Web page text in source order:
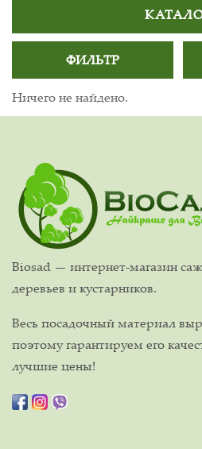
ФИЛЬТР
Ничего не найдено.
Biosad — интернет-магазин
деревьев и кустарников.
Весь посадочный материал
поэтому гарантируем его
лучшие цены!